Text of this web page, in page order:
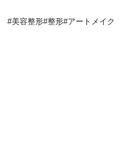
#美容整形#整形#アートメイク